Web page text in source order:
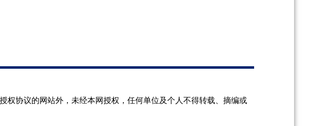
权协议的网站外，未经本网授权，任何单位及个人不得转载、摘编或